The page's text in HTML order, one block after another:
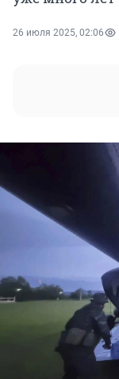
26 июля 2025, 02:06